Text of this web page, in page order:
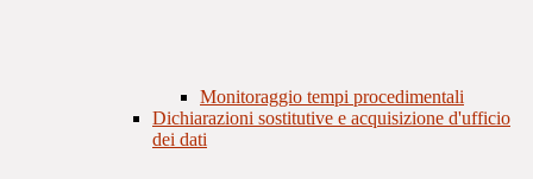
Monitoraggio tempi procedimentali
Dichiarazioni sostitutive e acquisizione d'ufficio
dei dati